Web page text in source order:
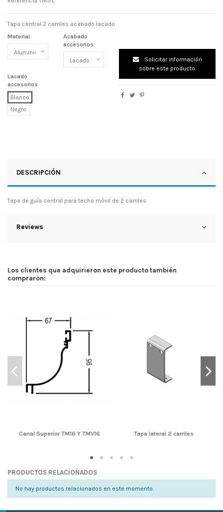
Tapa central 2 carriles acabado lacado
Material
Acabado
accesorios
Lacado
accesorios
Blanco
Negro
Solicitar información
sobre este producto.
DESCRIPCIÓN
Tapa de guía central para techo móvil de 2 carriles
Reviews
Los clientes que adquirieron este producto también
compraron:
Canal Superior TM16 Y TMV16 Tapa lateral 2 carriles
PRODUCTOS RELACIONADOS
No hay productos relacionados en este momento.